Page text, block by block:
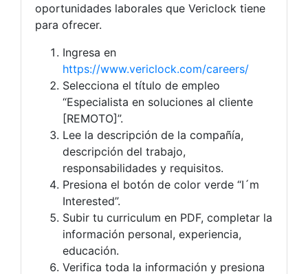
oportunidades laborales que Vericlock tiene
para ofrecer.
Ingresa en
https://www.vericlock.com/careers/
Selecciona el título de empleo
“Especialista en soluciones al cliente
[REMOTO]”.
Lee la descripción de la compañía,
descripción del trabajo,
responsabilidades y requisitos.
Presiona el botón de color verde “I´m
Interested”.
Subir tu curriculum en PDF, completar la
información personal, experiencia,
educación.
Verifica toda la información y presiona